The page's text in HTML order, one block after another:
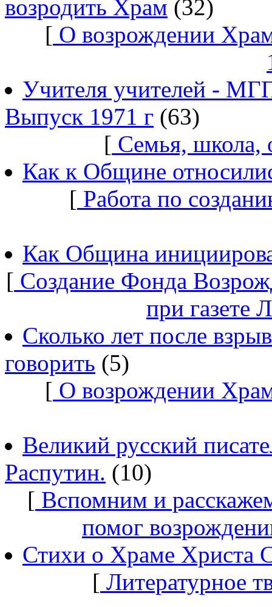
возродить Храм (32)
[ О возрождении
Учителя учителей -
Выпуск 1971 г (63)
[ Семья, школа,
Как к Общине
[ Работа по
Как Община
[ Создание Фонда
при газете
Сколько лет после
говорить (5)
[ О возрождении
Великий русский
Распутин. (10)
[ Вспомним и
помог
Стихи о Храме Христа
[ Литературное